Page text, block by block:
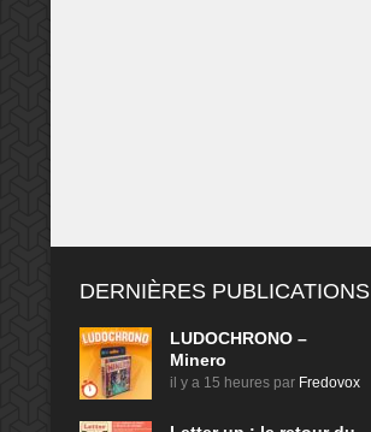
DERNIÈRES PUBLICATIONS
LUDOCHRONO –
Minero
il y a 15 heures par Fredovox